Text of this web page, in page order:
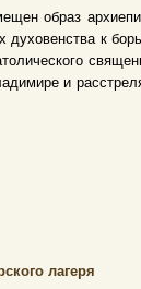
образ
к
и
лагеря